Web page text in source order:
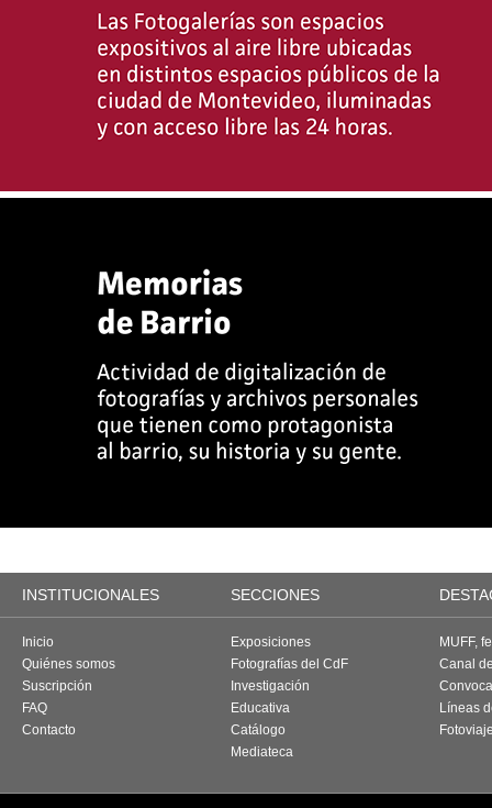
INSTITUCIONALES SECCIONES
Inicio
Quiénes somos
Suscripción
FAQ
Contacto
Exposiciones
Fotografías del CdF
Investigación
Educativa
Catálogo
Mediateca
MUFF,
Canal
Líneas